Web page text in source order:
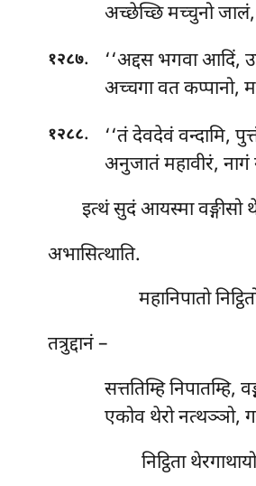
अच्छेच्छि मच्चुनो
१२८७. ‘‘अद्दसभगवा आदिं,
अच्चगावत कप्पानो,
१२८८.
‘‘तं देवदेवं वन्दामि,
अनुजातं महावीरं, नागं
इत्थं सुदं आयस्मा वङ्गीसो
अभासित्थाति.
महानिपातो
तत्रुद्दानं –
सत्ततिम्हि निपातम्हि,
एकोव थेरो नत्थञ्ञो,
निट्ठिता